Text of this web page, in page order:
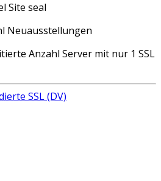
Site seal
Neuausstellungen
Anzahl Server mit nur 1 SSL
SSL (DV)